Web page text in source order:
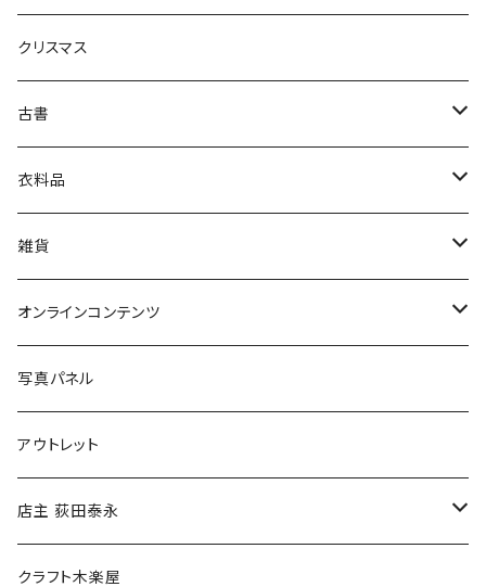
芸術・絵画・写真
絵本・児童書
娯楽・エンターテインメント
クリスマス
古書
古書セット
美術
衣料品
POLEWARDS
Tシャツ
雑貨
バッグ
ブックカバー
マグカップ
傘
食料品
オンラインコンテンツ
冒険クロストーク
写真パネル
アウトレット
店主 荻田泰永
書籍
クラフト木楽屋